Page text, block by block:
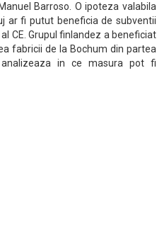
Barroso. O ipoteza valabila
ar fi putut beneficia de subventii
CE. Grupul finlandez a beneficiat
fabricii de la Bochum din partea
analizeaza in ce masura pot fi